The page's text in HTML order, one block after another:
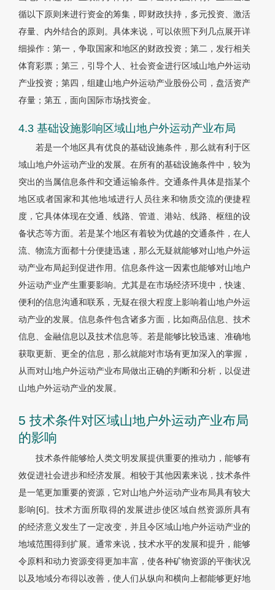
循以下原则来进行资金的筹集，即财政扶持，多元投资、激活
存量、内外结合的原则。具体来说，可以依照下列几点展开详
细操作：第一，争取国家和地区的财政投资；第二，发行相关
体育彩票；第三，引导个人、社会资金进行区域山地户外运动
产业投资；第四，组建山地户外运动产业股份公司，盘活资产
存量；第五，面向国际市场找资金。
4.3 基础设施影响区域山地户外运动产业布局
若是一个地区具有优良的基础设施条件，那么就有利于区
域山地户外运动产业的发展。在所有的基础设施条件中，较为
突出的当属信息条件和交通运输条件。交通条件具体是指某个
地区或者国家和其他地域进行人员往来和物质交流的便捷程
度，它具体体现在交通、线路、管道、港站、线路、枢纽的设
备状态等方面。若是某个地区有着较为优越的交通条件，在人
流、物流方面都十分便捷迅速，那么无疑就能够对山地户外运
动产业布局起到促进作用。信息条件这一因素也能够对山地户
外运动产业产生重要影响。尤其是在市场经济环境中，快速、
便利的信息沟通和联系，无疑在很大程度上影响着山地户外运
动产业的发展。信息条件包含诸多方面，比如商品信息、技术
信息、金融信息以及技术信息等。若是能够比较迅速、准确地
获取更新、更全的信息，那么就能对市场有更加深入的掌握，
从而对山地户外运动产业布局做出正确的判断和分析，以促进
山地户外运动产业的发展。
5 技术条件对区域山地户外运动产业布局
的影响
技术条件能够给人类文明发展提供重要的推动力，能够有
效促进社会进步和经济发展。相较于其他因素来说，技术条件
是一笔更加重要的资源，它对山地户外运动产业布局具有较大
影响[6]。技术方面所取得的发展进步使区域自然资源所具有
的经济意义发生了一定改变，并且令区域山地户外运动产业的
地域范围得到扩展。通常来说，技术水平的发展和提升，能够
令原料和动力资源变得更加丰富，使各种矿物资源的平衡状况
以及地域分布得以改善，使人们从纵向和横向上都能够更好地